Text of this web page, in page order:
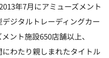
年7月にアミューズメント
ジタルトレーディングカー
ント施設650店舗以上、
わたり親しまれたタイトル